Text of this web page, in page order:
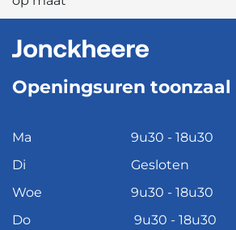
Openingsuren toonzaal
Ma
9u30 - 18u30
Di
Gesloten
Woe
9u30 - 18u30
Do
9u30 - 18u30